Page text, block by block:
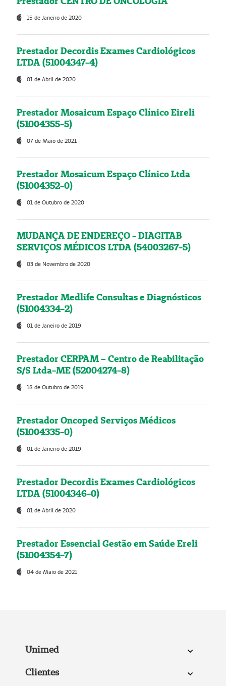
15 de Janeiro de 2020
Prestador Decordis Exames Cardiológicos
LTDA (51004347-4)
01 de Abril de 2020
Prestador Mosaicum Espaço Clínico Eireli
(51004355-5)
07 de Maio de 2021
Prestador Mosaicum Espaço Clínico Ltda
(51004352-0)
01 de Outubro de 2020
MUDANÇA DE ENDEREÇO - DIAGITAB
SERVIÇOS MÉDICOS LTDA (54003267-5)
03 de Novembro de 2020
Prestador Medlife Consultas e Diagnósticos
(51004334-2)
01 de Janeiro de 2019
Prestador CERPAM – Centro de Reabilitação
S/S Ltda-ME (52004274-8)
18 de Outubro de 2019
Prestador Oncoped Serviços Médicos
(51004335-0)
01 de Janeiro de 2019
Prestador Decordis Exames Cardiológicos
LTDA (51004346-0)
01 de Abril de 2020
Prestador Essencial Gestão em Saúde Ereli
(51004354-7)
04 de Maio de 2021
Unimed
Clientes